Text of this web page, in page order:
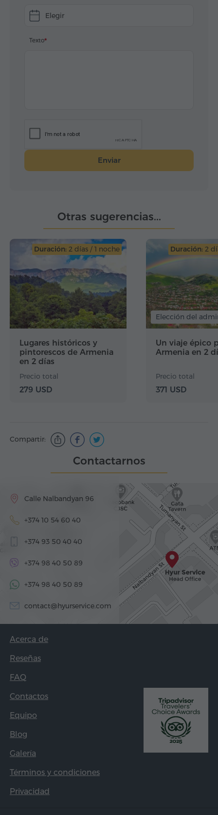
Elegir
Texto
Enviar
Otras sugerencias...
Duración: 2 días / 1 noche
Lugares históricos y
pintorescos de Armenia
en 2 días
Precio total
279 USD
Duración: 2
Elección del
Un viaje épico
Armenia en 2
Precio total
371 USD
Compartir:
Contactarnos
Calle Nalbandyan 96
+374 10 54 60 40
+374 93 50 40 40
+374 98 40 50 89
+374 98 40 50 89
contact@hyurservice.com
Acerca de
Reseñas
FAQ
Contactos
Equipo
Blog
Galería
Términos y condiciones
Privacidad